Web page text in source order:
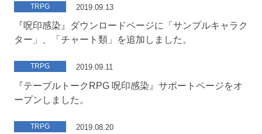
TRPG 2019.09.13
『呪印感染』ダウンロードページに「サンプルキャラク
ター」、「チャート類」を追加しました。
TRPG 2019.09.11
『テーブルトークRPG 呪印感染』サポートページをオ
ープンしました。
TRPG 2019.08.20